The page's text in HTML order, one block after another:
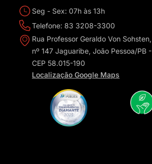
Seg - Sex: 07h às 13h
Telefone: 83 3208-3300
Rua Professor Geraldo Von Sohsten,
nº 147 Jaguaribe, João Pessoa/PB -
CEP 58.015-190
Localização Google Maps